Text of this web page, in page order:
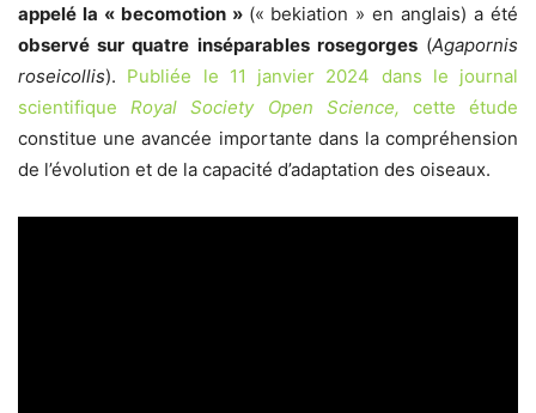
appelé la « becomotion » (« bekiation » en anglais) a été
observé sur quatre inséparables rosegorges(Agapornis
roseicollis). Publiée le 11 janvier 2024 dans le journal
scientifiqueRoyal Society Open Science, cette étude
constitue une avancée importante dans la compréhension
de l’évolution et de la capacité d’adaptation des oiseaux.